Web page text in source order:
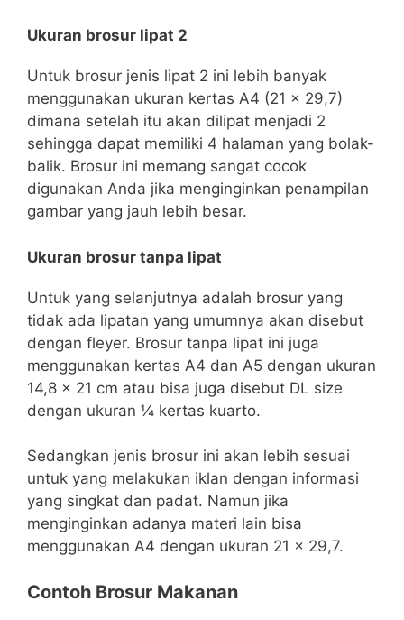
Ukuran brosur lipat 2
Untuk brosur jenis lipat 2 ini lebih banyak
menggunakan ukuran kertas A4 (21 x 29,7)
dimana setelah itu akan dilipat menjadi 2
sehingga dapat memiliki 4 halaman yang bolak-
balik. Brosur ini memang sangat cocok
digunakan Anda jika menginginkan penampilan
gambar yang jauh lebih besar.
Ukuran brosur tanpa lipat
Untuk yang selanjutnya adalah brosur yang
tidak ada lipatan yang umumnya akan disebut
dengan fleyer. Brosur tanpa lipat ini juga
menggunakan kertas A4 dan A5 dengan ukuran
14,8 x 21 cm atau bisa juga disebut DL size
dengan ukuran ¼ kertas kuarto.
Sedangkan jenis brosur ini akan lebih sesuai
untuk yang melakukan iklan dengan informasi
yang singkat dan padat. Namun jika
menginginkan adanya materi lain bisa
menggunakan A4 dengan ukuran 21 x 29,7.
Contoh Brosur Makanan